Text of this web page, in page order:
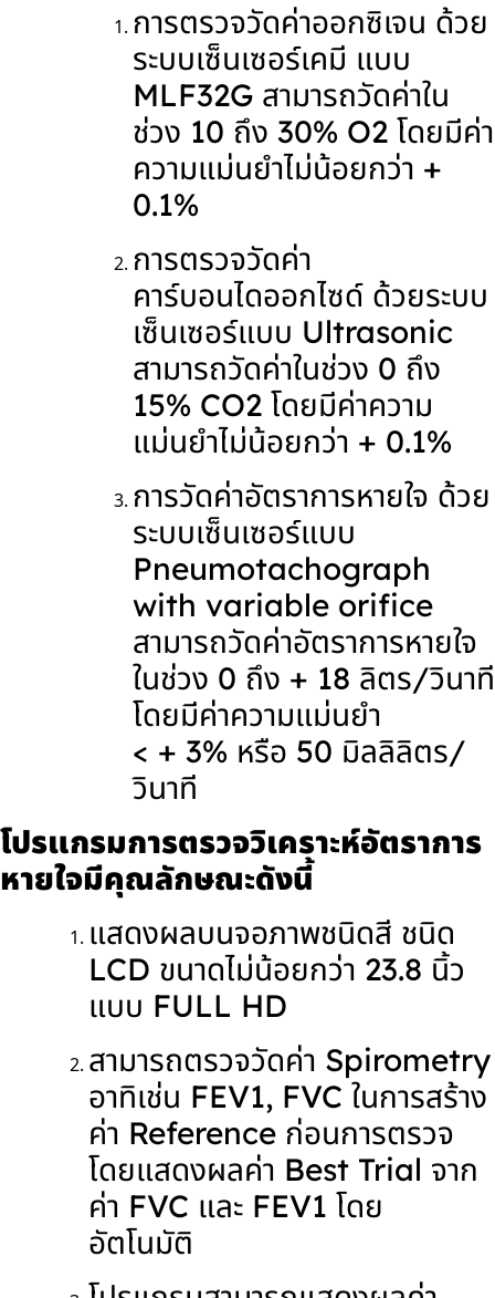
การตรวจวัดค่าออกซิเจน ด้วย
ระบบเซ็นเซอร์เคมี แบบ
MLF32G สามารถวัดค่าใน
ช่วง 10 ถึง 30% O2 โดยมีค่า
ความแม่นยำไม่น้อยกว่า +
0.1%
การตรวจวัดค่า
คาร์บอนไดออกไซด์ ด้วยระบบ
เซ็นเซอร์แบบ Ultrasonic
สามารถวัดค่าในช่วง 0 ถึง
15% CO2 โดยมีค่าความ
แม่นยำไม่น้อยกว่า + 0.1%
การวัดค่าอัตราการหายใจ ด้วย
ระบบเซ็นเซอร์แบบ
Pneumotachograph
with variable orifice
สามารถวัดค่าอัตราการหายใจ
ในช่วง 0 ถึง + 18 ลิตร/วินาที
โดยมีค่าความแม่นยำ
< + 3% หรือ 50 มิลลิลิตร/
วินาที
โปรแกรมการตรวจวิเคราะห์อัตราการ
หายใจมีคุณลักษณะดังนี้
แสดงผลบนจอภาพชนิดสี ชนิด
LCD ขนาดไม่น้อยกว่า 23.8 นิ้ว
แบบ FULL HD
สามารถตรวจวัดค่า Spirometry
อาทิเช่น FEV1, FVC ในการสร้าง
ค่า Reference ก่อนการตรวจ
โดยแสดงผลค่า Best Trial จาก
ค่า FVC และ FEV1 โดย
อัตโนมัติ